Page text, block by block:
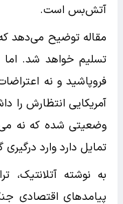
آتش‌بس است.
مقاله توضیح می‌دهد که
تسلیم خواهد شد. اما
فروپاشید و نه
آمریکایی انتظارش را
وضعیتی شده که نه
تمایل دارد وارد
به نوشته آتلانتیک،
پیامدهای اقتصادی